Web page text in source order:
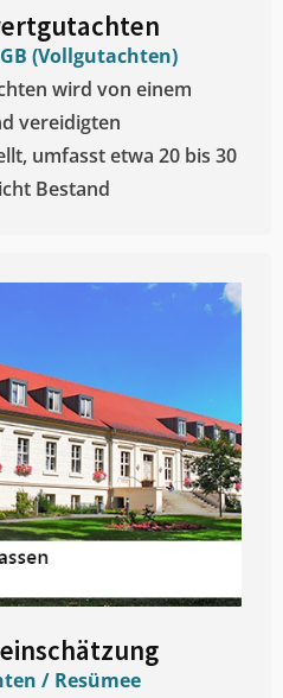
(Vollgutachten)
wird von einem
vereidigten
umfasst etwa 20 bis 30
Bestand
/ Resümee